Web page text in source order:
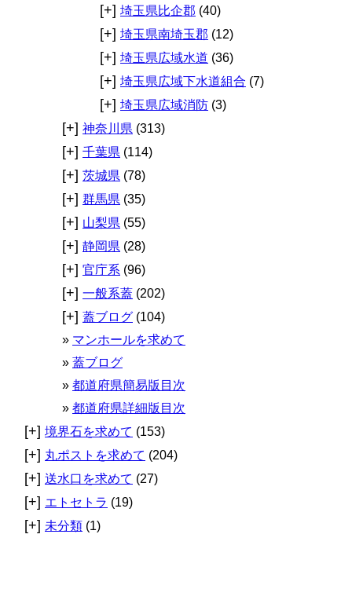
[+] 埼玉県比企郡 (40)
[+] 埼玉県南埼玉郡 (12)
[+] 埼玉県広域水道 (36)
[+] 埼玉県広域下水道組合 (7)
[+] 埼玉県広域消防 (3)
[+] 神奈川県 (313)
[+] 千葉県 (114)
[+] 茨城県 (78)
[+] 群馬県 (35)
[+] 山梨県 (55)
[+] 静岡県 (28)
[+] 官庁系 (96)
[+] 一般系蓋 (202)
[+] 蓋ブログ (104)
マンホールを求めて
蓋ブログ
都道府県簡易版目次
都道府県詳細版目次
[+] 境界石を求めて (153)
[+] 丸ポストを求めて (204)
[+] 送水口を求めて (27)
[+] エトセトラ (19)
[+] 未分類 (1)